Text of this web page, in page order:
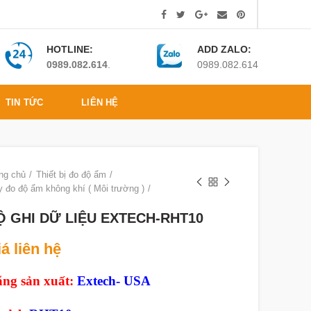
HOTLINE:
0989.082.614
ADD ZALO:
0989.082.614
TIN TỨC LIÊN HỆ
chủ
Thiết bị đo độ ẩm
đo độ ẩm không khí ( Môi trường )
GHI DỮ LIỆU EXTECH-RHT10
liên hệ
sản xuất: Extech- USA